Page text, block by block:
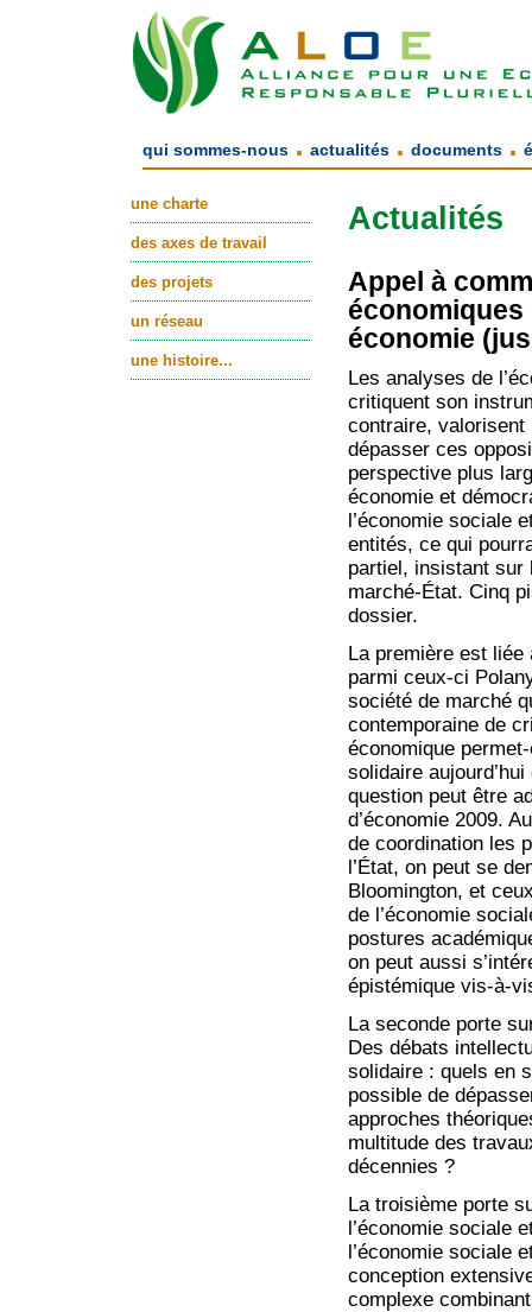
qui sommes-nous . actualités . documents .
une charte
des axes de travail
des projets
un réseau
une histoire...
Actualités
Appel à
économiques
économie
Les analyses de
critiquent son
contraire,
dépasser ces
perspective plus
économie et
l’économie sociale
entités, ce qui
partiel, insistant sur
marché-État. Cinq
dossier.
La première est liée
parmi ceux-ci
société de marché
contemporaine de
économique
solidaire
question peut être
d’économie 2009.
de coordination les
l’État, on peut se
Bloomington, et
de l’économie
postures
on peut aussi
épistémique vis-à-
La seconde porte
Des débats
solidaire : quels en
possible de
approches
multitude des
décennies ?
La troisième porte
l’économie sociale
l’économie sociale
conception
complexe